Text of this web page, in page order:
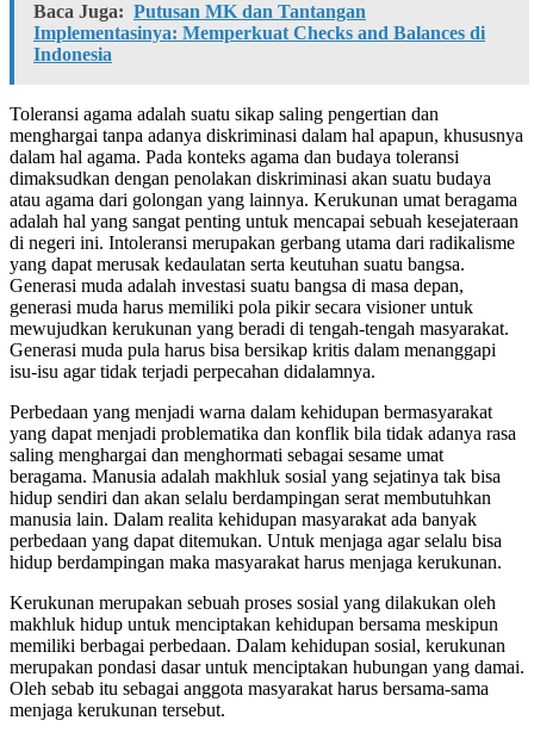
Baca Juga: Putusan MK dan Tantangan
Implementasinya: Memperkuat Checks and Balances di
Indonesia
Toleransi agama adalah suatu sikap saling pengertian dan
menghargai tanpa adanya diskriminasi dalam hal apapun, khususnya
dalam hal agama. Pada konteks agama dan budaya toleransi
dimaksudkan dengan penolakan diskriminasi akan suatu budaya
atau agama dari golongan yang lainnya. Kerukunan umat beragama
adalah hal yang sangat penting untuk mencapai sebuah kesejateraan
di negeri ini. Intoleransi merupakan gerbang utama dari radikalisme
yang dapat merusak kedaulatan serta keutuhan suatu bangsa.
Generasi muda adalah investasi suatu bangsa di masa depan,
generasi muda harus memiliki pola pikir secara visioner untuk
mewujudkan kerukunan yang beradi di tengah-tengah masyarakat.
Generasi muda pula harus bisa bersikap kritis dalam menanggapi
isu-isu agar tidak terjadi perpecahan didalamnya.
Perbedaan yang menjadi warna dalam kehidupan bermasyarakat
yang dapat menjadi problematika dan konflik bila tidak adanya rasa
saling menghargai dan menghormati sebagai sesame umat
beragama. Manusia adalah makhluk sosial yang sejatinya tak bisa
hidup sendiri dan akan selalu berdampingan serat membutuhkan
manusia lain. Dalam realita kehidupan masyarakat ada banyak
perbedaan yang dapat ditemukan. Untuk menjaga agar selalu bisa
hidup berdampingan maka masyarakat harus menjaga kerukunan.
Kerukunan merupakan sebuah proses sosial yang dilakukan oleh
makhluk hidup untuk menciptakan kehidupan bersama meskipun
memiliki berbagai perbedaan. Dalam kehidupan sosial, kerukunan
merupakan pondasi dasar untuk menciptakan hubungan yang damai.
Oleh sebab itu sebagai anggota masyarakat harus bersama-sama
menjaga kerukunan tersebut.